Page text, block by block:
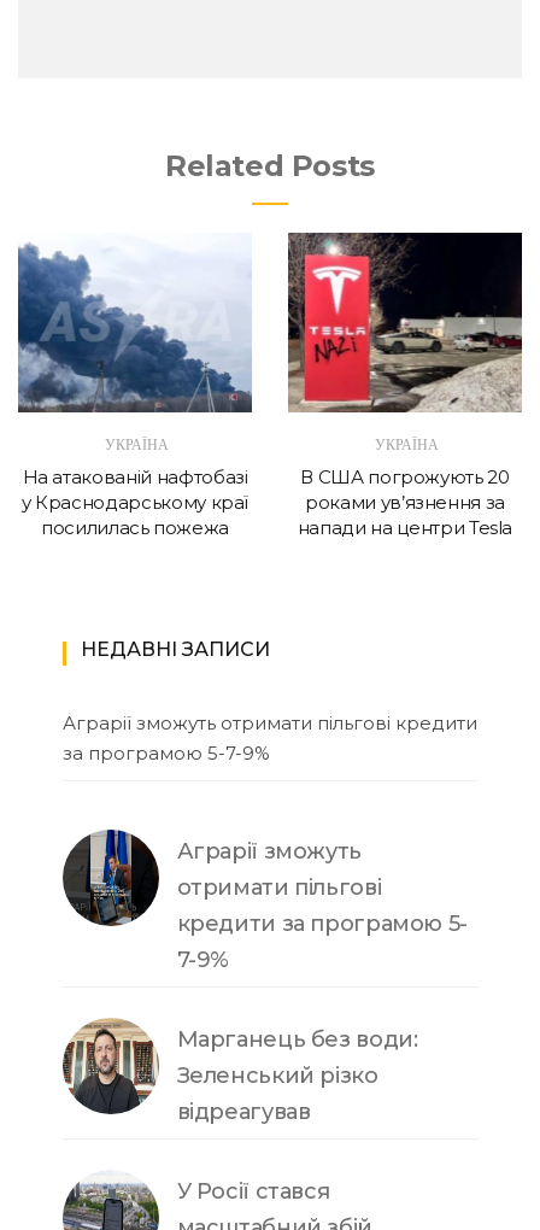
Related Posts
УКРАЇНА
На атакованій нафтобазі
у Краснодарському краї
посилилась пожежа
УКРАЇНА
В США погрожують 20
роками ув’язнення за
напади на центри Tesla
НЕДАВНІ ЗАПИСИ
Аграрії зможуть отримати пільгові кредити
за програмою 5-7-9%
Аграрії зможуть
отримати пільгові
кредити за програмою 5-
7-9%
Марганець без води:
Зеленський різко
відреагував
У Росії стався